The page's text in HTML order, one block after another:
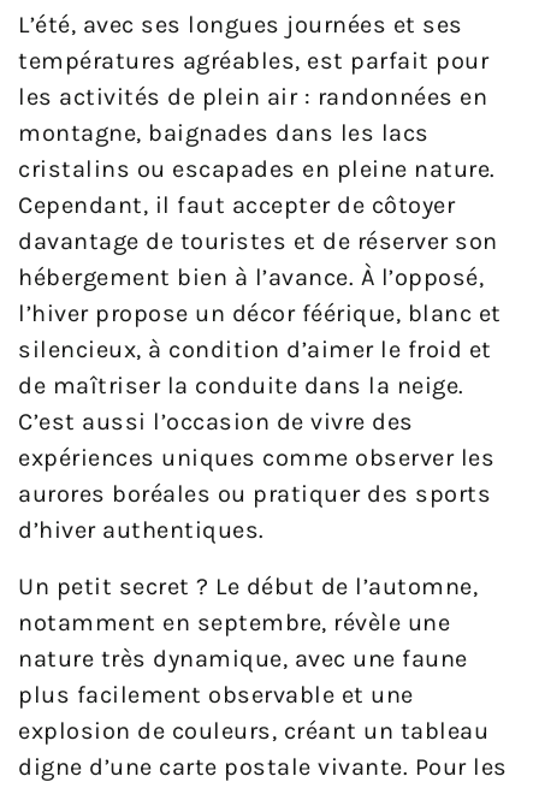
L’été, avec ses longues journées et ses
températures agréables, est parfait pour
les activités de plein air : randonnées en
montagne, baignades dans les lacs
cristalins ou escapades en pleine nature.
Cependant, il faut accepter de côtoyer
davantage de touristes et de réserver son
hébergement bien à l’avance. À l’opposé,
l’hiver propose un décor féérique, blanc et
silencieux, à condition d’aimer le froid et
de maîtriser la conduite dans la neige.
C’est aussi l’occasion de vivre des
expériences uniques comme observer les
aurores boréales ou pratiquer des sports
d’hiver authentiques.
Un petit secret ? Le début de l’automne,
notamment en septembre, révèle une
nature très dynamique, avec une faune
plus facilement observable et une
explosion de couleurs, créant un tableau
digne d’une carte postale vivante. Pour les